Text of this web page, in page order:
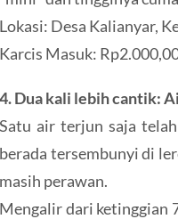
Lokasi: Desa Kalianyar,
Karcis Masuk:
4. Dua kali lebih cantik:
Satu air terjun saja
berada tersembunyi di
masih perawan.
Mengalir dari ketinggian